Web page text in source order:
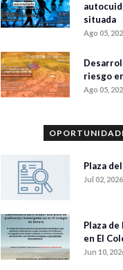
situada
Ago 05,
riesgo
Ago 05,
Plaza
Jul 02, 2026
Plaza
en El
Jun 10,